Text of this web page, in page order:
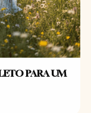
PARA UM